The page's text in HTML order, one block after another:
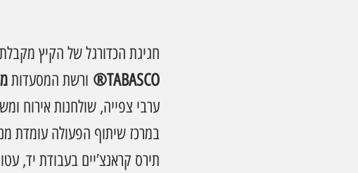
חגיגת הכדורגל של הקיץ
TABASCO®
ורשת המסעדות
ערבי צפייה, שולחנות אירוח
במרכז שיתוף הפעולה עומדת
תירס קראנצ’יים בעבודת יד,